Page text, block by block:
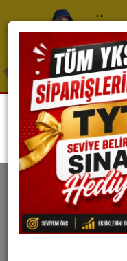
Tyt TYT
TYT MATEMATIKTE
REHBERI